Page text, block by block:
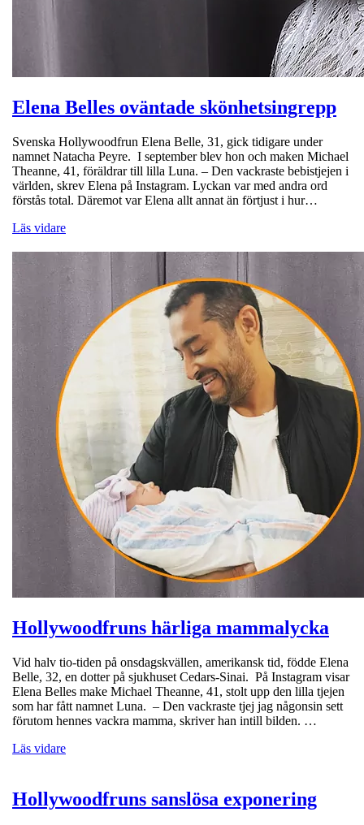
Elena Belles oväntade skönhetsingrepp
Svenska Hollywoodfrun Elena Belle, 31, gick tidigare under
namnet Natacha Peyre. I september blev hon och maken Michael
Theanne, 41, föräldrar till lilla Luna. – Den vackraste bebistjejen i
världen, skrev Elena på Instagram. Lyckan var med andra ord
förstås total. Däremot var Elena allt annat än förtjust i hur…
Läs vidare
Hollywoodfruns härliga mammalycka
Vid halv tio-tiden på onsdagskvällen, amerikansk tid, födde Elena
Belle, 32, en dotter på sjukhuset Cedars-Sinai. På Instagram visar
Elena Belles make Michael Theanne, 41, stolt upp den lilla tjejen
som har fått namnet Luna. – Den vackraste tjej jag någonsin sett
förutom hennes vackra mamma, skriver han intill bilden. …
Läs vidare
Hollywoodfruns sanslösa exponering